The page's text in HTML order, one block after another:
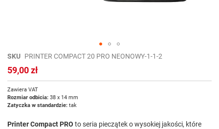
Przejdź
na
początek
SKU PRINTER COMPACT 20 PRO NEONOWY-1-1-2
59,00 zł
Zawiera VAT
Rozmiar odbicia: 38 x 14 mm
Zatyczka w standardzie: tak
Printer Compact PRO to seria pieczątek o wysokiej jakości, które